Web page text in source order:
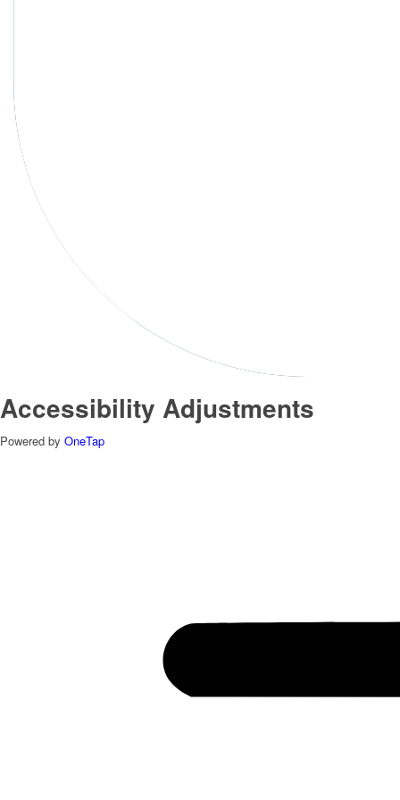
Accessibility Adjustments
Powered by OneTap